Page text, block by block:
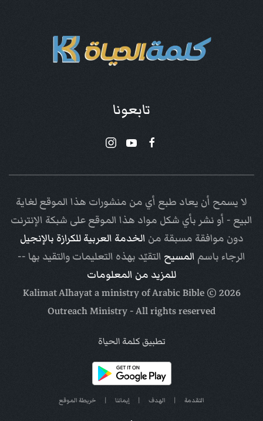
تابعونا
لا يسمح أن يعاد طبع أي من منشورات هذا الموقع لغاية
البيع - أو نشر بأي شكل مواد هذا الموقع على شبكة الإنترنت
دون موافقة مسبقة من الخدمة العربية للكرازة بالإنجيل
الرجاء باسم المسيح التقيّد بهذه التعليمات والتقيد بها --
للمزيد من المعلومات
2026
© Kalimat Alhayat a ministry of
Arabic Bible
Outreach Ministry- All rights reserved
تطبيق كلمة الحياة
التقدمة | الهدف | إيماننا | خريطة الموقع